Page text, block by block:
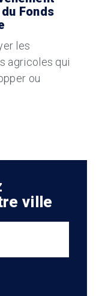
Fonds
les
agricoles qui
ou
ville